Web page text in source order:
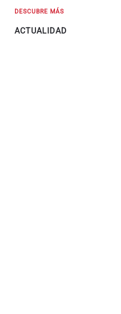
DESCUBRE MÁS
ACTUALIDAD